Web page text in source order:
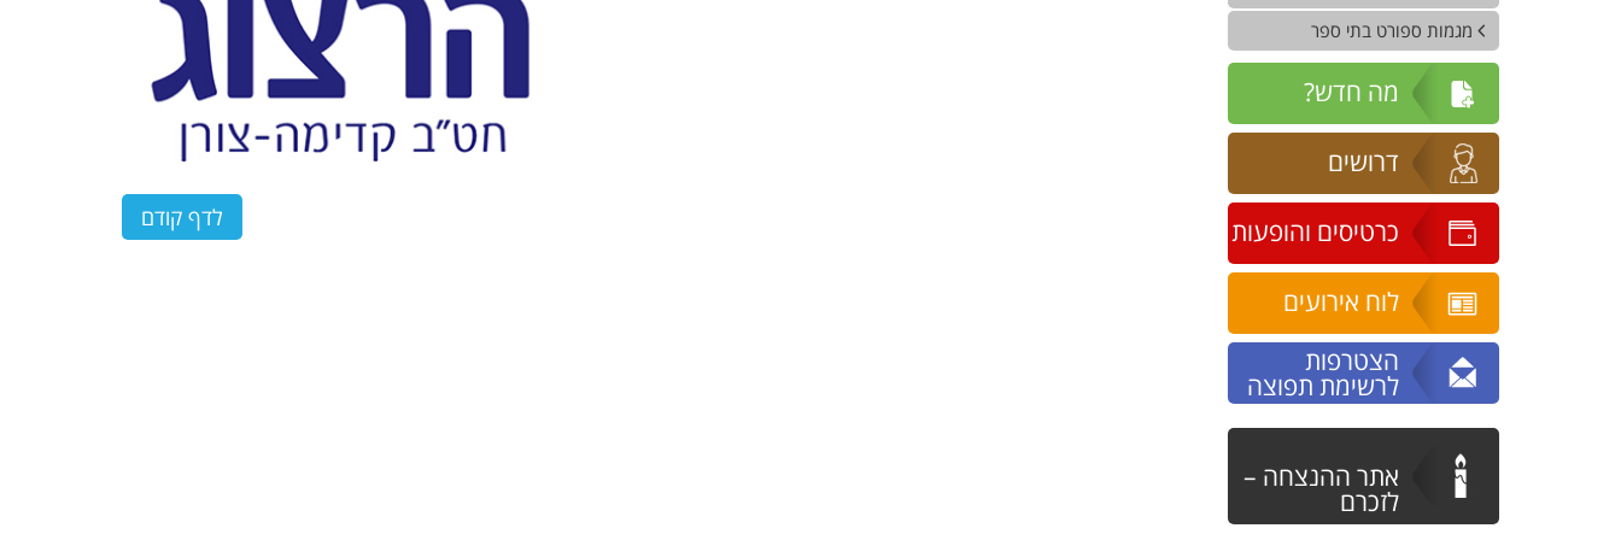
מגמות ספורט בתי ספר
מה חדש?
דרושים
כרטיסים והופעות
לוח אירועים
הצטרפות
לרשימת תפוצה
אתר ההנצחה –
לזכרם